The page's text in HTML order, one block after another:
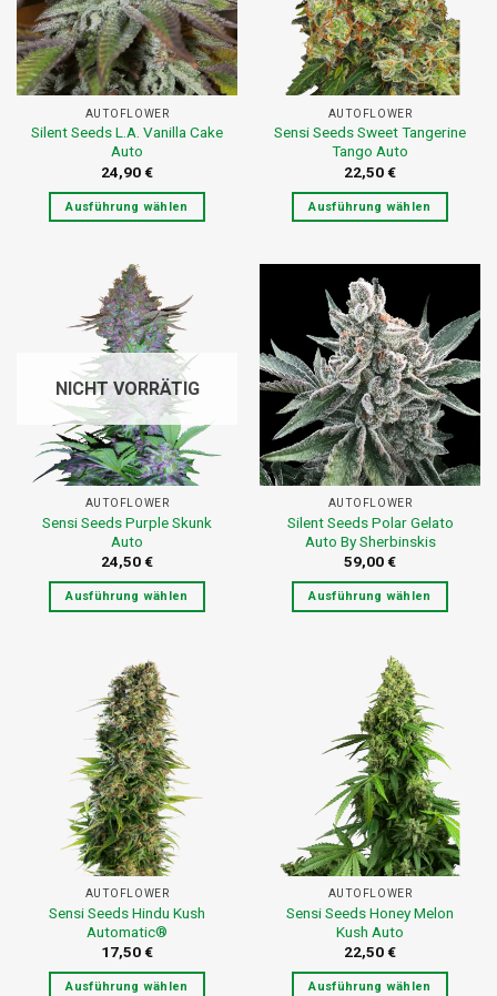
AUTOFLOWER
Silent Seeds L.A. Vanilla Cake
Auto
24,90€
Ausführung wählen
weist
mehrere
Varianten
auf.
Die
Optionen
können
auf
der
Produktseite
gewählt
werden
AUTOFLOWER
Sensi Seeds Sweet Tangerine
Tango Auto
22,50€
Ausführung wählen
weist
mehrere
Varianten
auf.
Die
Optionen
können
auf
der
Produktseite
gewählt
werden
NICHT VORRÄTIG
AUTOFLOWER
Sensi Seeds Purple Skunk
Auto
24,50€
Ausführung wählen
weist
mehrere
Varianten
auf.
Die
Optionen
können
auf
der
Produktseite
gewählt
werden
AUTOFLOWER
Silent Seeds Polar Gelato
Auto By Sherbinskis
59,00€
Ausführung wählen
weist
mehrere
Varianten
auf.
Die
Optionen
können
auf
der
Produktseite
gewählt
werden
AUTOFLOWER
Sensi Seeds Hindu Kush
Automatic®
17,50€
Ausführung wählen
AUTOFLOWER
Sensi Seeds Honey Melon
Kush Auto
22,50€
Ausführung wählen